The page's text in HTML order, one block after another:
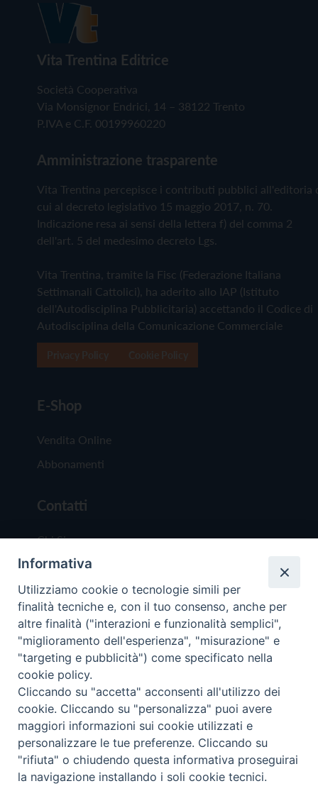
Vita Trentina Editrice
Società Cooperativa
Via Monsignor Endrici, 14 – 38122 Trento
P.IVA e C.F. 00199960220
Amministrazione trasparente
Vita Trentina percepisce i contributi pubblici all'editoria
cui al decreto legislativo 15 maggio 2017, n. 70.
Indicazione resa ai sensi della lettera f) del comma 2
dell'art. 5 del medesimo decreto Lgs.
Vita Trentina, tramite la Fisc (Federazione Italiana
Settimanali Cattolici), ha aderito allo IAP (Istituto
dell'Autodisciplina Pubblicitaria) accettando il Codice di
Autodisciplina della Comunicazione Commerciale
E-Shop
Vendita Online
Abbonamenti
Contatti
Chi Siamo
Redazione
Scrivici
Copyright © 2019 - Tutti i diritti riservati - Vita
Trentina Editrice
Privacy Policy
Torna
Informativa
Utilizziamo cookie o tecnologie simili per
finalità tecniche e, con il tuo consenso, anche per
altre finalità ("interazioni e funzionalità semplici",
"miglioramento dell'esperienza", "misurazione" e
"targeting e pubblicità") come specificato nella
cookie policy.
Cliccando su "accetta" acconsenti all'utilizzo dei
cookie. Cliccando su "personalizza" puoi avere
maggiori informazioni sui cookie utilizzati e
personalizzare le tue preferenze. Cliccando su
"rifiuta" o chiudendo questa informativa proseguirai
la navigazione installando i soli cookie tecnici.